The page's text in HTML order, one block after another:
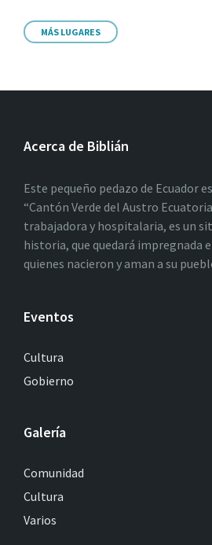
MÁS LUGARES
Acerca de Biblián
Este pequeño pedazo de Ecuador
“Cantón Verde del Austro
trabajadora y hospitalaria, es un
historia, que quedará impregnada
quienes nacieron y aman a su
Eventos
Cultura
Gobierno
Galería
Comunidad
Cultura
Varios